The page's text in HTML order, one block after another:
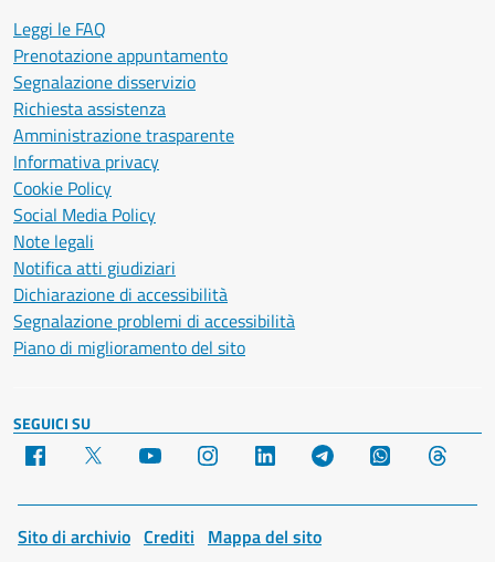
Leggi le FAQ
Prenotazione appuntamento
Segnalazione disservizio
Richiesta assistenza
Amministrazione trasparente
Informativa privacy
Cookie Policy
Social Media Policy
Note legali
Notifica atti giudiziari
Dichiarazione di accessibilità
Segnalazione problemi di accessibilità
Piano di miglioramento del sito
SEGUICI SU
Facebook YouTube Instagram LinkedIn Telegram WhatsApp
Sito di archivio Crediti Mappa del sito